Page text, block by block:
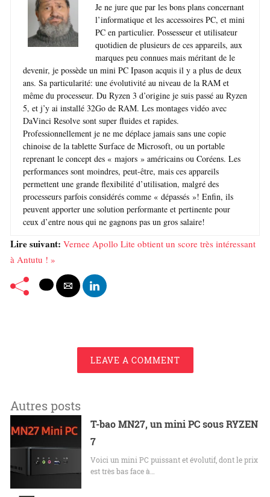
Je ne jure que par les bons plans concernant
l’informatique et les accessoires PC, et mini
PC en particulier. Possesseur et utilisateur
quotidien de plusieurs de ces appareils, aux
marques peu connues mais méritant de le
devenir, je possède un mini PC Ipason acquis il y a plus de deux
ans. Sa particularité: une évolutivité au niveau de la RAM et
même du processeur. Du Ryzen 3 d’origine je suis passé au Ryzen
5, et j’y ai installé 32Go de RAM. Les montages vidéo avec
DaVinci Resolve sont super fluides et rapides.
Professionnellement je ne me déplace jamais sans une copie
chinoise de la tablette Surface de Microsoft, ou un portable
reprenant le concept des « majors » américains ou Coréens. Les
performances sont moindres, peut-être, mais ces appareils
permettent une grande flexibilité d’utilisation, malgré des
processeurs parfois considérés comme « dépassés »! Enfin, ils
peuvent apporter une solution performante et pertinente pour
ceux d’entre nous qui ne gagnons pas un gros salaire!
Lire suivant: Vernee Apollo Lite obtient un score très intéressant
à Antutu ! »
LEAVE A COMMENT
Autres posts
T-bao MN27, un mini PC sous RYZEN
7
Voici un mini PC puissant et évolutif, dont le prix
est très bas face à…